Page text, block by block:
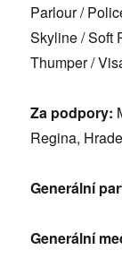
Parlour /
Skyline / Soft
Thumper /
Za podpory:
Regina,
Generální
Generální